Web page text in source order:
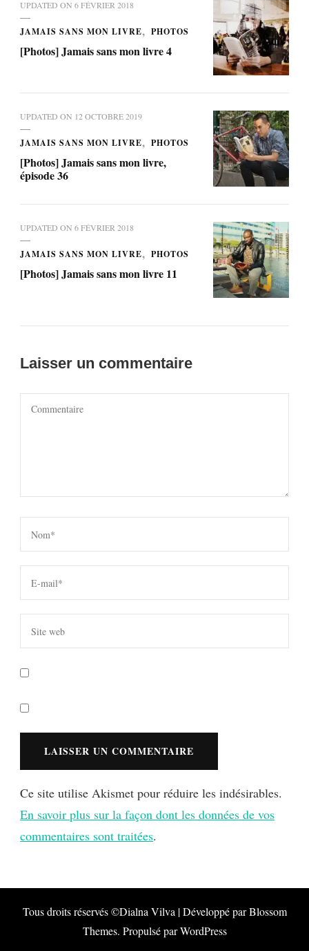
UPDATED ON 6 FÉVRIER 2018
JAMAIS SANS MON LIVRE PHOTOS
[Photos] Jamais sans mon livre 4
UPDATED ON 12 OCTOBRE 2019
JAMAIS SANS MON LIVRE PHOTOS
[Photos] Jamais sans mon livre,
épisode 36
UPDATED ON 6 FÉVRIER 2018
JAMAIS SANS MON LIVRE PHOTOS
[Photos] Jamais sans mon livre 11
Laisser un commentaire
Ce site utilise Akismet pour réduire les indésirables.
En savoir plus sur la façon dont les données de vos
commentaires sont traitées.
Tous droits réservés ©Dialna Vilva | Développé parBlossom
Themes. Propulsé parWordPress